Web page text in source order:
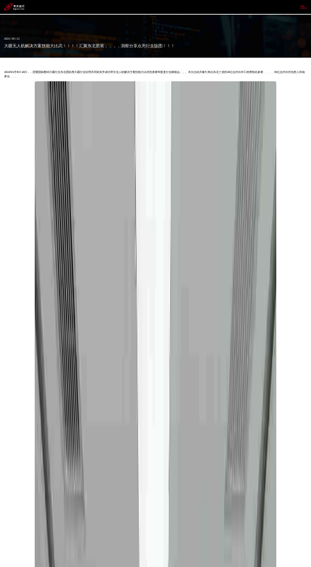
星耀国际
2024 / 05 / 21
大疆无人机解决方案技能大比武！！！！汇聚东北群英，，，，洞察分享点亮行业版图！！！
2024年5月9日-10日，，星耀国际数码大疆行业东北团队携大疆行业应用共同策划并成功举办无人机解决方案技能大比武热身赛和垂直行业赋能会。。。本次活动共吸引来自东北三省的26位合作伙伴工程师报名参赛、、、、55位合作伙伴负责人到场
参会。。。